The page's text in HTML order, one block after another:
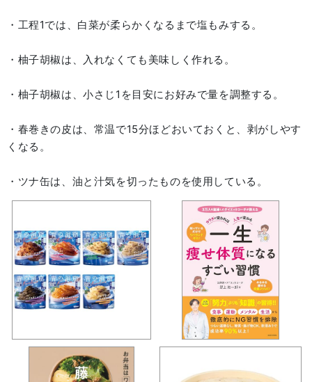
・工程1では、白菜が柔らかくなるまで塩もみする。
・柚子胡椒は、入れなくても美味しく作れる。
・柚子胡椒は、小さじ1を目安にお好みで量を調整する。
・春巻きの皮は、常温で15分ほどおいておくと、剥がしやす
くなる。